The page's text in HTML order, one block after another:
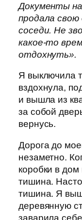
Документы
продала свою
соседи. Не
какое-то
отдохнуть».
Я выключила
вздохнула,
и вышла из
за собой
вернусь.
Дорога до
незаметно.
коробки в
тишина.
тишина. Я
деревянную
заварила